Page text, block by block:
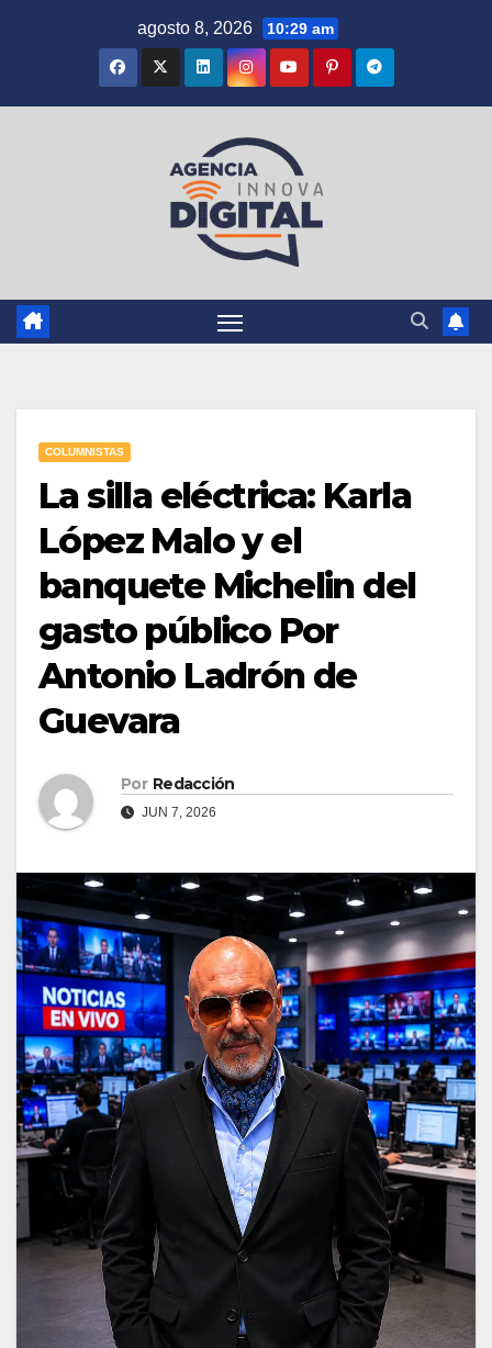
agosto 8, 2026 10:29 am
COLUMNISTAS
La silla eléctrica: Karla
López Malo y el
banquete Michelin del
gasto público Por
Antonio Ladrón de
Guevara
Por Redacción
JUN 7, 2026